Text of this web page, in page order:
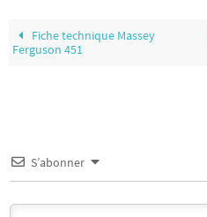
Fiche technique Massey
Ferguson 451
S’abonner